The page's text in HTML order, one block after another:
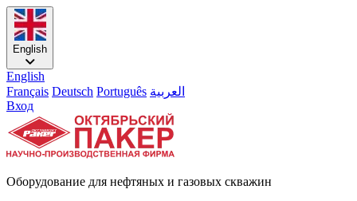
English
English
Français Deutsch Português العربية
Вход
Оборудование для нефтяных и газовых скважин